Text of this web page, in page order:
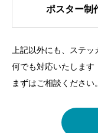
ポスター制
上記以外にも、ステ
何でも対応いたします
まずはご相談ください。